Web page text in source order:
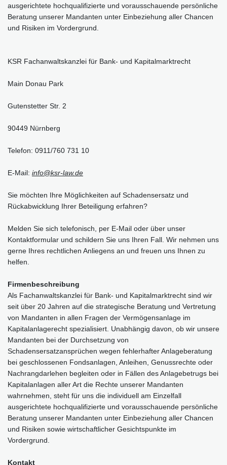
ausgerichtete hochqualifizierte und vorausschauende persönliche
Beratung unserer Mandanten unter Einbeziehung aller Chancen
und Risiken im Vordergrund.
KSR Fachanwaltskanzlei für Bank- und Kapitalmarktrecht
Main Donau Park
Gutenstetter Str. 2
90449 Nürnberg
Telefon: 0911/760 731 10
E-Mail: info@ksr-law.de
Sie möchten Ihre Möglichkeiten auf Schadensersatz und
Rückabwicklung Ihrer Beteiligung erfahren?
Melden Sie sich telefonisch, per E-Mail oder über unser
Kontaktformular und schildern Sie uns Ihren Fall. Wir nehmen uns
gerne Ihres rechtlichen Anliegens an und freuen uns Ihnen zu
helfen.
Firmenbeschreibung
Als Fachanwaltskanzlei für Bank- und Kapitalmarktrecht sind wir
seit über 20 Jahren auf die strategische Beratung und Vertretung
von Mandanten in allen Fragen der Vermögensanlage im
Kapitalanlagerecht spezialisiert. Unabhängig davon, ob wir unsere
Mandanten bei der Durchsetzung von
Schadensersatzansprüchen wegen fehlerhafter Anlageberatung
bei geschlossenen Fondsanlagen, Anleihen, Genussrechte oder
Nachrangdarlehen begleiten oder in Fällen des Anlagebetrugs bei
Kapitalanlagen aller Art die Rechte unserer Mandanten
wahrnehmen, steht für uns die individuell am Einzelfall
ausgerichtete hochqualifizierte und vorausschauende persönliche
Beratung unserer Mandanten unter Einbeziehung aller Chancen
und Risiken sowie wirtschaftlicher Gesichtspunkte im
Vordergrund.
Kontakt